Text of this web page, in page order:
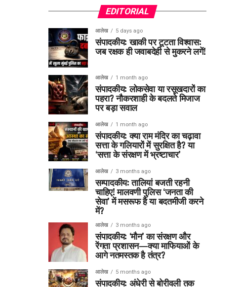
EDITORIAL
आलेख 5 days ago
संपादकीय: खाकी पर टूटता विश्वास:
जब रक्षक ही जवाबदेही से मुकरने लगें!
आलेख 1 month ago
संपादकीय: लोकसेवा या रसूखदारों का
पहरा? नौकरशाही के बदलते मिजाज
पर बड़ा सवाल
आलेख 1 month ago
संपादकीय: क्या राम मंदिर का चढ़ावा
सत्ता के गलियारों में सुरक्षित है? या
‘सत्ता के संरक्षण में भ्रष्टाचार’
आलेख 3 months ago
सम्पादकीय: तालियां बजती रहनी
चाहिए! मालवणी पुलिस ‘जनता की
सेवा’ में मसरूफ है या बदतमीजी करने
में?
आलेख 3 months ago
संपादकीय: ‘मौन’ का संरक्षण और
रेंगता प्रशासन—क्या माफियाओं के
आगे नतमस्तक है तंत्र?
आलेख 5 months ago
संपादकीय: अंधेरी से बोरीवली तक